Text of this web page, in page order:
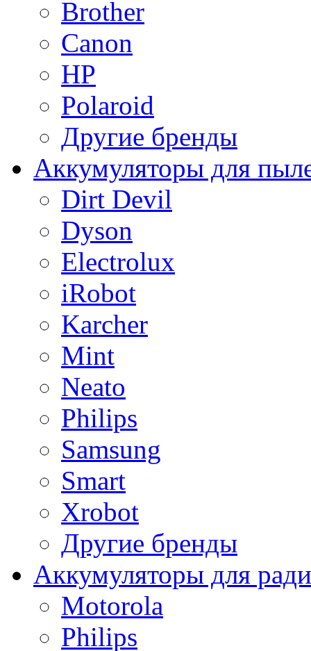
Brother
Canon
HP
Polaroid
Другие бренды
Аккумуляторы для
Dirt Devil
Dyson
Electrolux
iRobot
Karcher
Mint
Neato
Philips
Samsung
Smart
Xrobot
Другие бренды
Аккумуляторы для
Motorola
Philips